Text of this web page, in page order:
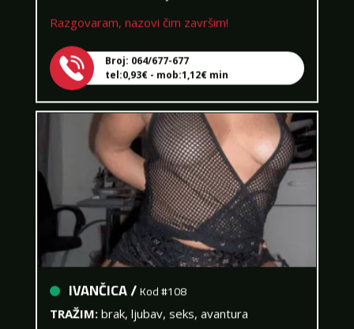
Broj: 064/677-677
tel:0,93€ - mob:1,12€ min
IVANČICA /
TRAŽIM: